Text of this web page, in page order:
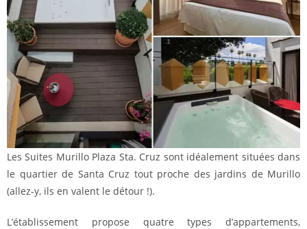
Les Suites Murillo Plaza Sta. Cruz sont idéalement situées dans
le quartier de Santa Cruz tout proche des jardins de Murillo
(allez-y, ils en valent le détour !).
L’établissement propose quatre types d’appartements,